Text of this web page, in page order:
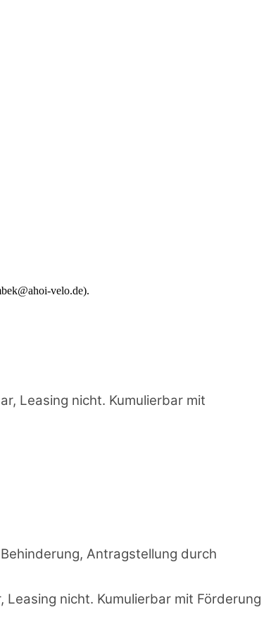
velo.de).
Leasing nicht. Kumulierbar mit
Antragstellung durch
nicht. Kumulierbar mit Förderung